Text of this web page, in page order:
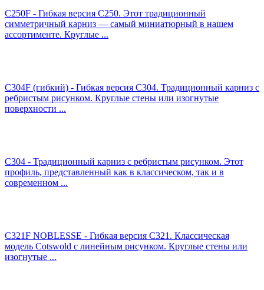
C250F - Гибкая версия C250. Этот традиционный
симметричный карниз — самый миниатюрный в нашем
ассортименте. Круглые ...
C304F (гибкий) - Гибкая версия C304. Традиционный карниз с
ребристым рисунком. Круглые стены или изогнутые
поверхности ...
C304 - Традиционный карниз с ребристым рисунком. Этот
профиль, представленный как в классическом, так и в
современном ...
C321F NOBLESSE - Гибкая версия C321. Классическая
модель Cotswold с линейным рисунком. Круглые стены или
изогнутые ...